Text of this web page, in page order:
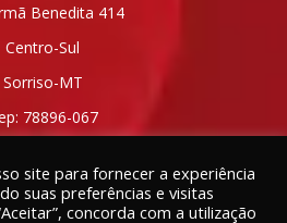
Benedita 414
Centro-Sul
Sorriso-MT
78896-067
site para fornecer a experiência
suas preferências e visitas
concorda com a utilização